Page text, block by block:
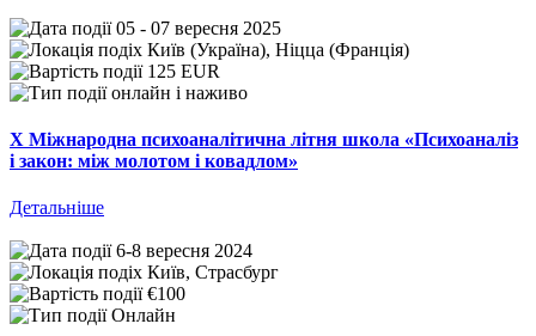
05 - 07 вересня 2025
Київ (Україна), Ніцца (Франція)
125 EUR
онлайн і наживо
Х Міжнародна психоаналітична літня школа «Психоаналіз
і закон: між молотом і ковадлом»
Детальніше
6-8 вересня 2024
Київ, Страсбург
€100
Онлайн